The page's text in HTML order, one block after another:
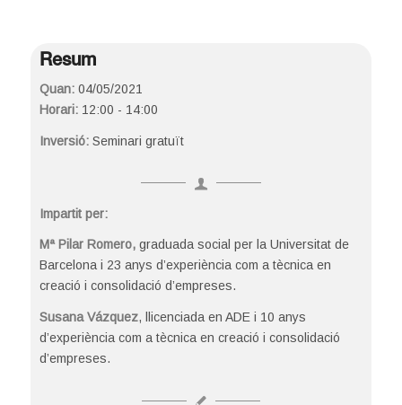
Resum
Quan:04/05/2021
Horari:12:00 - 14:00
Inversió: Seminari gratuït
Impartit per:
Mª Pilar Romero, graduada social per la Universitat de
Barcelona i 23 anys d’experiència com a tècnica en
creació i consolidació d’empreses.
Susana Vázquez, llicenciada en ADE i 10 anys
d’experiència com a tècnica en creació i consolidació
d’empreses.